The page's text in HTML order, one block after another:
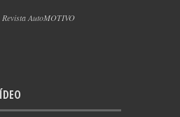
Revista AutoMOTIVO